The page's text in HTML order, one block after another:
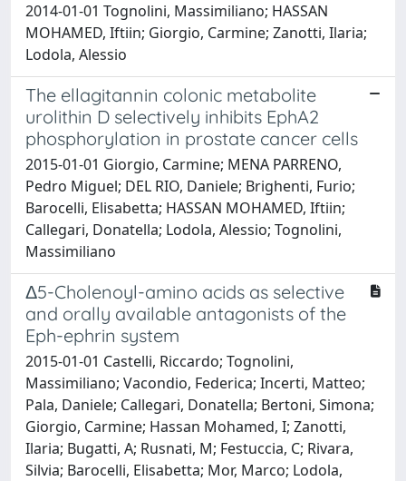
2014-01-01 Tognolini, Massimiliano; HASSAN
MOHAMED, Iftiin; Giorgio, Carmine; Zanotti, Ilaria;
Lodola, Alessio
The ellagitannin colonic metabolite
urolithin D selectively inhibits EphA2
phosphorylation in prostate cancer cells
2015-01-01 Giorgio, Carmine; MENA PARRENO,
Pedro Miguel; DEL RIO, Daniele; Brighenti, Furio;
Barocelli, Elisabetta; HASSAN MOHAMED, Iftiin;
Callegari, Donatella; Lodola, Alessio; Tognolini,
Massimiliano
Δ5-Cholenoyl-amino acids as selective
and orally available antagonists of the
Eph-ephrin system
2015-01-01 Castelli, Riccardo; Tognolini,
Massimiliano; Vacondio, Federica; Incerti, Matteo;
Pala, Daniele; Callegari, Donatella; Bertoni, Simona;
Giorgio, Carmine; Hassan Mohamed, I; Zanotti,
Ilaria; Bugatti, A; Rusnati, M; Festuccia, C; Rivara,
Silvia; Barocelli, Elisabetta; Mor, Marco; Lodola,